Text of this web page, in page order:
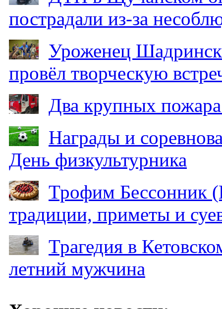
пострадали из-за
Уроженец
провёл творческую
Два крупных
Награды и
День физкультурника
Трофим Бессонник
традиции, приметы и
Трагедия в
летний мужчина